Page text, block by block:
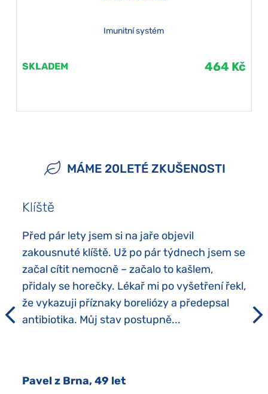
Imunitní systém
SKLADEM 464 Kč
MÁME 20LETÉ ZKUŠENOSTI
Klíště
Před pár lety jsem si na jaře objevil
zakousnuté klíště. Už po pár týdnech jsem se
začal cítit nemocně – začalo to kašlem,
přidaly se horečky. Lékař mi po vyšetření řekl,
že vykazuji příznaky boreliózy a předepsal
antibiotika. Můj stav postupně...
Pavel z Brna, 49 let